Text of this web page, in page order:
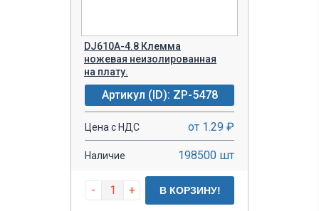
DJ610A-4.8 Клемма
ножевая неизолированная
на плату.
Артикул (ID): ZP-5478
Цена с НДС от 1.29 ₽
Наличие 198500 шт
- + В КОРЗИНУ!